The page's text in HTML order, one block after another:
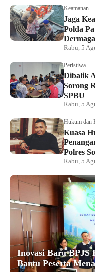
Keamanan
Jaga
Polda
Dermaga
Rabu, 5
Peristiwa
Dibalik
Sorong
SPBU
Rabu, 5
Hukum dan
Kuasa
Polres
Rabu, 5
Inovasi Baru BPJS
Bantu Peserta